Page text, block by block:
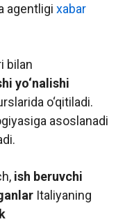
agentligi xabar
bilan
yo‘nalishi
o‘qitiladi.
asoslanadi
ish beruvchi
Italiyaning